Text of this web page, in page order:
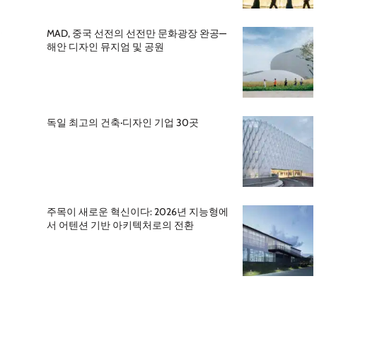
MAD, 중국 선전의 선전만 문화광장 완공—
해안 디자인 뮤지엄 및 공원
독일 최고의 건축·디자인 기업 30곳
주목이 새로운 혁신이다: 2026년 지능형에
서 어텐션 기반 아키텍처로의 전환